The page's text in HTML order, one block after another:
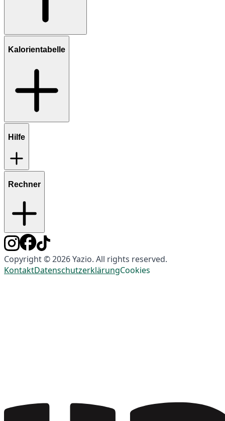
Kalorientabelle
Hilfe
Rechner
Copyright © 2026 Yazio. All rights reserved.
KontaktDatenschutzerklärungCookies